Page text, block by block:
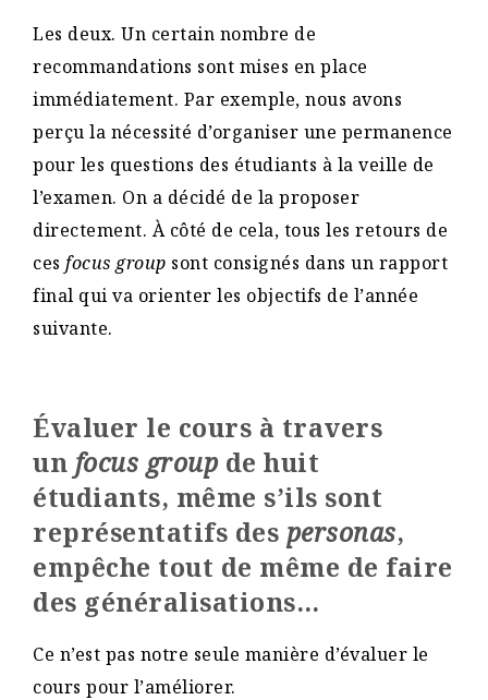
Les deux. Un certain nombre de
recommandations sont mises en place
immédiatement. Par exemple, nous avons
perçu la nécessité d’organiser une permanence
pour les questions des étudiants à la veille de
l’examen. On a décidé de la proposer
directement. À côté de cela, tous les retours de
ces focus group sont consignés dans un rapport
final qui va orienter les objectifs de l’année
suivante.
Évaluer le cours à travers
un focus groupde huit
étudiants, même s’ils sont
représentatifs des personas,
empêche tout de même de faire
des généralisations…
Ce n’est pas notre seule manière d’évaluer le
cours pour l’améliorer.